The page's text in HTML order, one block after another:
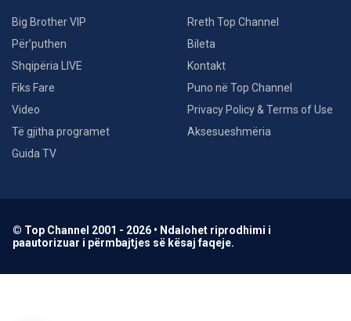
Big Brother VIP
Për’puthen
Shqipëria LIVE
Fiks Fare
Video
Të gjitha programet
Guida TV
Rreth Top Channel
Bileta
Kontakt
Puno në Top Channel
Privacy Policy & Terms of Use
Aksesueshmëria
© Top Channel 2001 - 2026 • Ndalohet riprodhimi i
paautorizuar i përmbajtjes së kësaj faqeje.